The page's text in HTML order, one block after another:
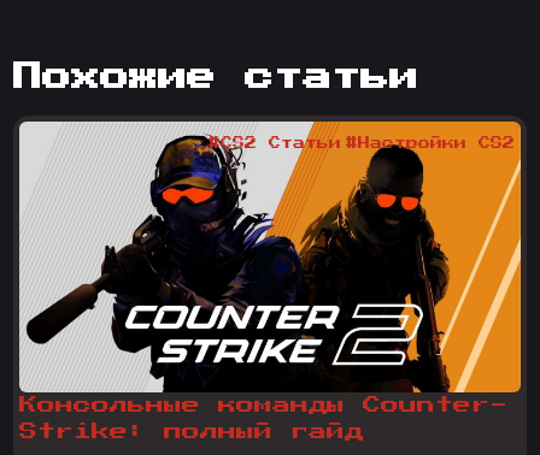
похожие статьи
Консольные команды Counter-
Strike: полный гайд
#CS2 Статьи #Настройки CS2